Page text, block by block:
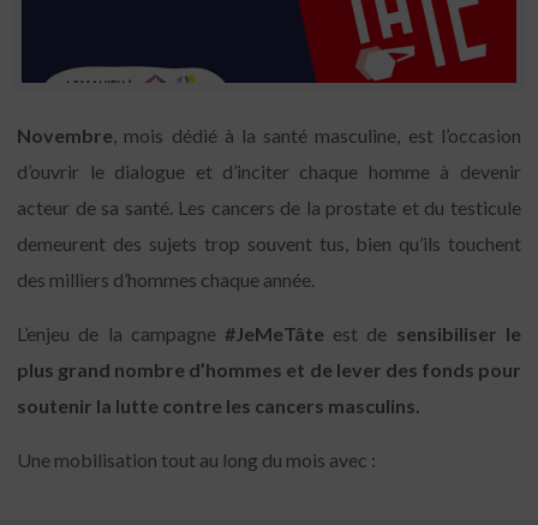
Novembre, mois dédié à la santé masculine, est l’occasion
d’ouvrir le dialogue et d’inciter chaque homme à devenir
acteur de sa santé. Les cancers de la prostate et du testicule
demeurent des sujets trop souvent tus, bien qu’ils touchent
des milliers d’hommes chaque année.
L’enjeu de la campagne #JeMeTâte est de sensibiliser le
plus grand nombre d’hommes et de lever des fonds pour
soutenir la lutte contre les cancers masculins.
Une mobilisation tout au long du mois avec :